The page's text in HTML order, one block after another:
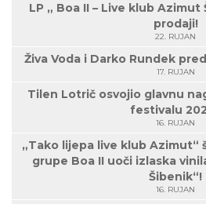
LP „ Boa II – Live klub
prodaji!
22. RUJAN
Živa Voda i Darko Rundek
17. RUJAN
Tilen Lotrič osvojio glavnu
festivalu
16. RUJAN
„Tako lijepa live klub Azimut“
grupe Boa II uoči izlaska
Šibenik“!
16. RUJAN